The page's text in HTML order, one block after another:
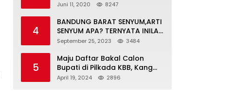
Kreatif di Era Normal Baru
Juni 11, 2020 8247
4
BANDUNG BARAT SENYUM,ARTI
SENYUM APA? TERNYATA INILAH
SINGKATAN DAN MAKNANYA
September 25, 2023 3484
5
Maju Daftar Bakal Calon
Bupati di Pilkada KBB, Kang
ABR Terdepan Siap Bersaing
April 19, 2024 2896